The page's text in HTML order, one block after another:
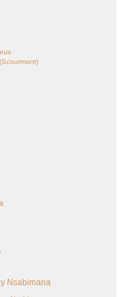
Nsabimana